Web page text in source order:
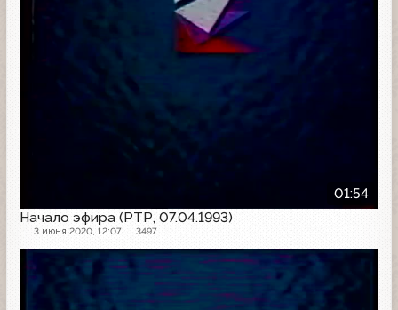
01:54
Начало эфира (РТР, 07.04.1993)
3 июня 2020, 12:07 3497